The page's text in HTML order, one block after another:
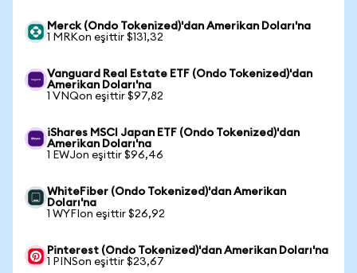
Merck (Ondo Tokenized)'dan Amerikan Doları'na
1 MRKon eşittir $131,32
Vanguard Real Estate ETF (Ondo Tokenized)'dan
Amerikan Doları'na
1 VNQon eşittir $97,82
iShares MSCI Japan ETF (Ondo Tokenized)'dan
Amerikan Doları'na
1 EWJon eşittir $96,46
WhiteFiber (Ondo Tokenized)'dan Amerikan
Doları'na
1 WYFIon eşittir $26,92
Pinterest (Ondo Tokenized)'dan Amerikan Doları'na
1 PINSon eşittir $23,67